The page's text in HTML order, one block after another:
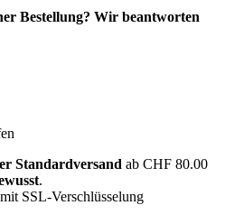
Bestellung? Wir beantworten
Standardversand ab CHF 80.00
.
mit SSL-Verschlüsselung